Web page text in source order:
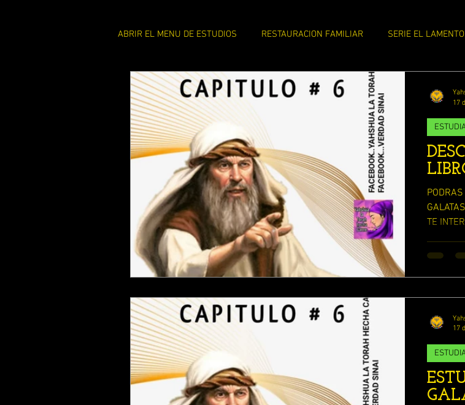
ABRIR EL MENU DE ESTUDIOS RESTAURACION FAMILIAR SERIE EL LAMENTO
LAS INSTRUCCIONES Y LEYES DE YAHWEH ESTUDIOS DE TORAH
LAS CARTAS DE SHAUL EL FIN DE LA VIDA ( ECLESIASTES)
ENSEÑANZAS DE DISCIPULO JUAN LAS PALABRAS DEL DISCIPULO JUAN
LAS PALABRAS DEL PROFETA AMOS ENFERMOS DE AMOR
QUE ES UNA ADORACION PARA YAHWEH LA RELIGION Y SU ENGAÑO
ESTUDIANDO 1 , 2 Y 3JUAN ESCUDRIÑANDO LOS PROVERBIOS
ESCUDRIÑANDO LOS SALMOS LOS 7 RUAHAMIN DE YAHWEH
TE
17
17